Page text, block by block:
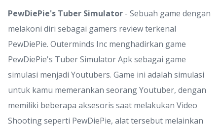
PewDiePie's Tuber Simulator - Sebuah game dengan
melakoni diri sebagai gamers review terkenal
PewDiePie. Outerminds Inc menghadirkan game
PewDiePie's Tuber Simulator Apk sebagai game
simulasi menjadi Youtubers. Game ini adalah simulasi
untuk kamu memerankan seorang Youtuber, dengan
memiliki beberapa aksesoris saat melakukan Video
Shooting seperti PewDiePie, alat tersebut melainkan